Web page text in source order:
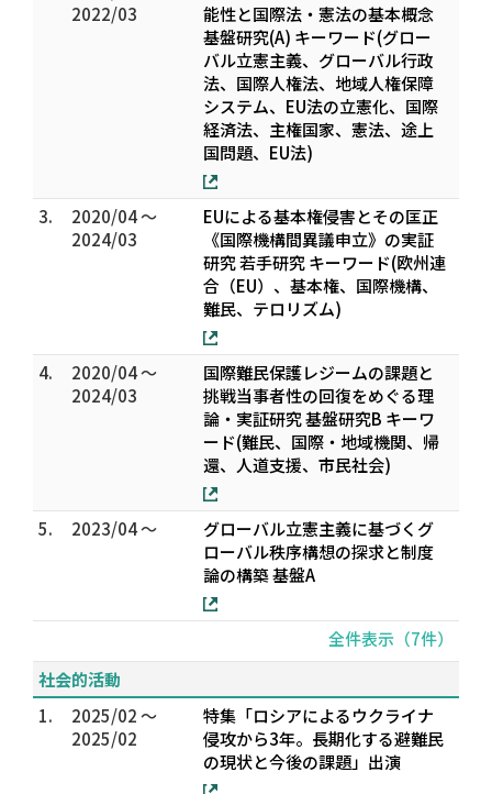
2022/03
能性と国際法・憲法の基本概念
基盤研究(A) キーワード(グロー
バル立憲主義、グローバル行政
法、国際人権法、地域人権保障
システム、EU法の立憲化、国際
経済法、主権国家、憲法、途上
国問題、EU法)
3.
2020/04 ～
2024/03
EUによる基本権侵害とその匡正
――《国際機構間異議申立》の実証
研究―― 若手研究 キーワード(欧州連
合（EU）、基本権、国際機構、
難民、テロリズム)
4.
2020/04 ～
2024/03
国際難民保護レジームの課題と
挑戦――当事者性の回復をめぐる理
論・実証研究 基盤研究B キーワ
ード(難民、国際・地域機関、帰
還、人道支援、市民社会)
5. 2023/04 ～
グローバル立憲主義に基づくグ
ローバル秩序構想の探求と制度
論の構築 基盤A
全件表示（7件）
社会的活動
1.
2025/02 ～
2025/02
特集「ロシアによるウクライナ
侵攻から3年。長期化する避難民
の現状と今後の課題」出演